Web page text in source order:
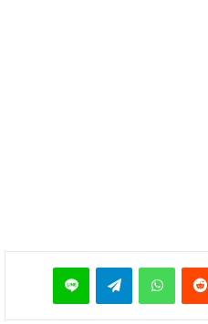
‫رددیت واتس آپ تلگرام لاین